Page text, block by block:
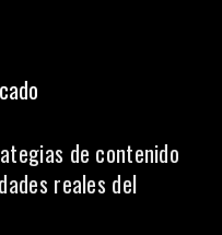
de contenido
reales del